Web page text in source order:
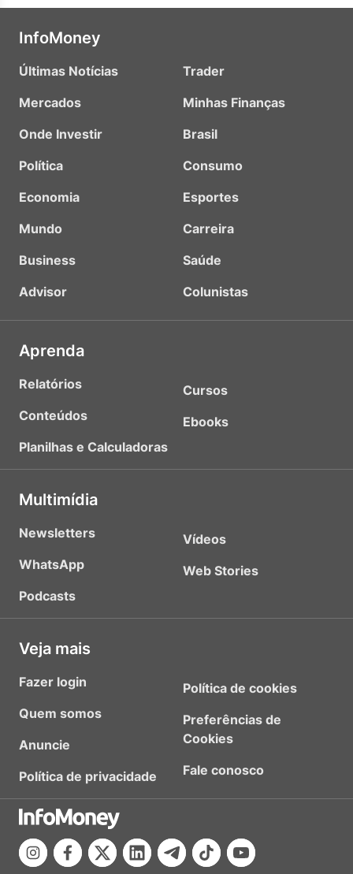
InfoMoney
Últimas Notícias
Mercados
Onde Investir
Política
Economia
Mundo
Business
Advisor
Trader
Minhas Finanças
Brasil
Consumo
Esportes
Carreira
Saúde
Colunistas
Aprenda
Relatórios
Conteúdos
Planilhas e Calculadoras
Cursos
Ebooks
Multimídia
Newsletters
WhatsApp
Podcasts
Vídeos
Web Stories
Veja mais
Fazer login
Quem somos
Anuncie
Política de privacidade
Política de cookies
Preferências de
Cookies
Fale conosco